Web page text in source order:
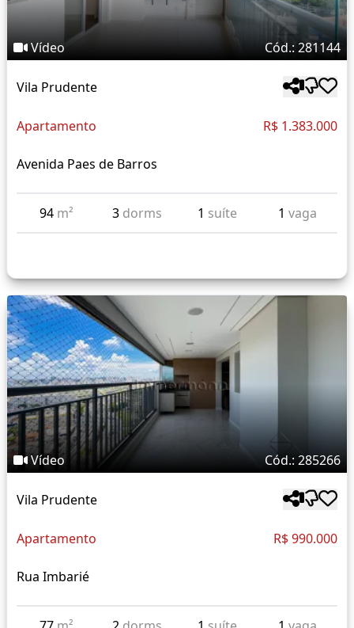
Vídeo Cód.: 281144
Vila Prudente
Apartamento R$ 1.383.000
Avenida Paes de Barros
94 m² 3 dorms 1 suíte 1 vaga
Vídeo Cód.: 285266
Vila Prudente
Apartamento R$ 990.000
Rua Imbarié